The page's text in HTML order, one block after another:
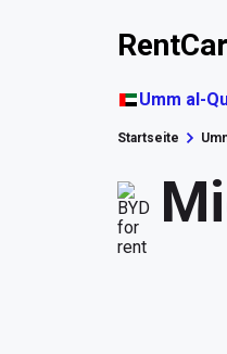
Umm al-
Startseite